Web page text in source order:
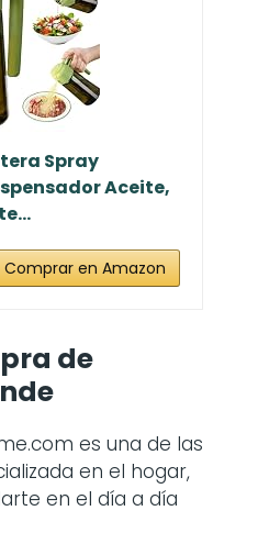
Spray
Aceite,
Comprar en Amazon
de
es una de las
en el hogar,
en el día a día